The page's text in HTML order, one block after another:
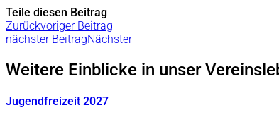
Teile diesen Beitrag
Zurückvoriger Beitrag
nächster BeitragNächster
Weitere Einblicke in unser
Jugendfreizeit 2027